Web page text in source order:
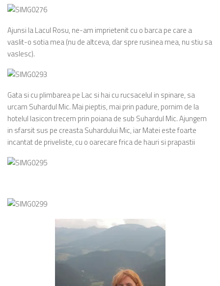
Ajunsi la Lacul Rosu, ne-am imprietenit cu o barca pe care a
vaslit-o sotia mea (nu de altceva, dar spre rusinea mea, nu stiu sa
vaslesc).
Gata si cu plimbarea pe Lac si hai cu rucsacelul in spinare, sa
urcam Suhardul Mic. Mai pieptis, mai prin padure, pornim de la
hotelul Iasicon trecem prin poiana de sub Suhardul Mic. Ajungem
in sfarsit sus pe creasta Suhardului Mic, iar Matei este foarte
incantat de priveliste, cu o oarecare frica de hauri si prapastii